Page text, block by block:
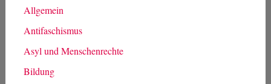
Allgemein
Antifaschismus
Asyl und Menschenrechte
Bildung